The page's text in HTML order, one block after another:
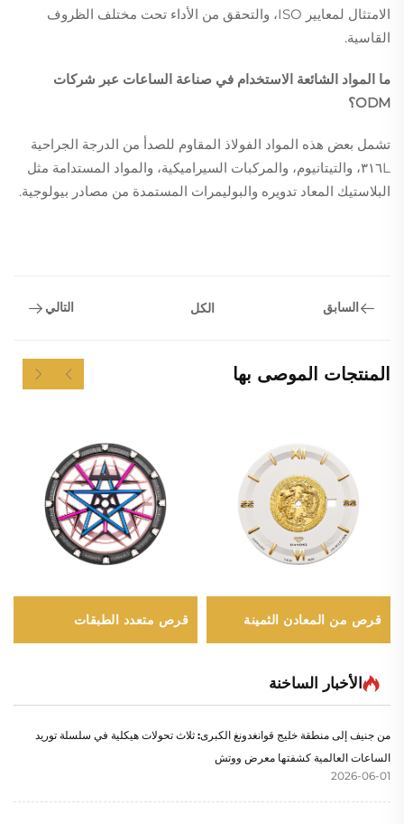
الامتثال لمعايير ISO، والتحقق من الأداء تحت مختلف الظروف
القاسية.
ما المواد الشائعة الاستخدام في صناعة الساعات عبر شركات
ODM؟
تشمل بعض هذه المواد الفولاذ المقاوم للصدأ من الدرجة الجراحية
٣١٦L، والتيتانيوم، والمركبات السيراميكية، والمواد المستدامة مثل
البلاستيك المعاد تدويره والبوليمرات المستمدة من مصادر بيولوجية.
السابق الكل التالي
المنتجات الموصى بها
قرص من المعادن الثمينة قرص متعدد الطبقات
الأخبار الساخنة
من جنيف إلى منطقة خليج قوانغدونغ الكبرى: ثلاث تحولات هيكلية في سلسلة توريد
الساعات العالمية كشفتها معرض ووتش
2026-06-01